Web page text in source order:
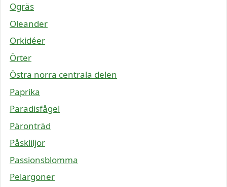
Ogräs
Oleander
Orkidéer
Örter
Östra norra centrala delen
Paprika
Paradisfågel
Päronträd
Påskliljor
Passionsblomma
Pelargoner